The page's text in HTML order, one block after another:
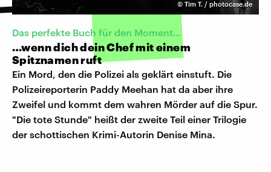
© Tim T. / photocase.de
Das perfekte Buch für den Moment…
…wenn dich dein Chef mit einem
Spitznamen ruft
Ein Mord, den die Polizei als geklärt einstuft. Die
Polizeireporterin Paddy Meehan hat da aber ihre
Zweifel und kommt dem wahren Mörder auf die Spur.
"Die tote Stunde" heißt der zweite Teil einer Trilogie
der schottischen Krimi-Autorin Denise Mina.